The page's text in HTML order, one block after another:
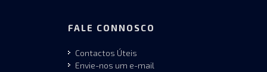
FALE CONNOSCO
Contactos Úteis
Envie-nos um e-mail